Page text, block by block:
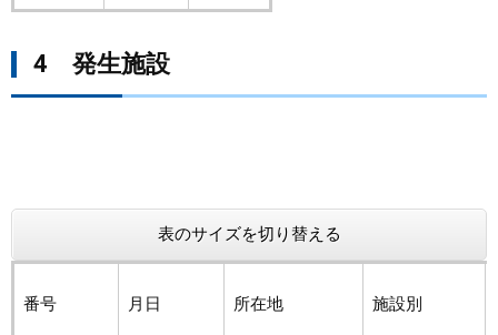
4 発生施設
表のサイズを切り替える
番号 月日 所在地 施設別